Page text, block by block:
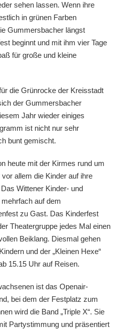
sehen lassen. Wenn ihre
in grünen Farben
Gummersbacher längst
beginnt und mit ihm vier Tage
für große und kleine
die Grünrocke der Kreisstadt
der Gummersbacher
Jahr wieder einiges
ist nicht nur sehr
bunt gemischt.
heute mit der Kirmes rund um
allem die Kinder auf ihre
Wittener Kinder- und
auf dem
zu Gast. Das Kinderfest
Theatergruppe jedes Mal einen
Beiklang. Diesmal gehen
und der „Kleinen Hexe“
15.15 Uhr auf Reisen.
ist das Openair-
bei dem der Festplatz zum
wird die Band „Triple X“. Sie
Partystimmung und präsentiert